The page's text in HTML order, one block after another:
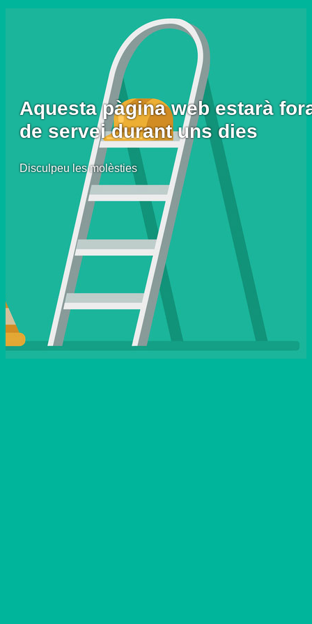
Aquesta pàgina web estarà
de servei durant uns dies
Disculpeu les molèsties